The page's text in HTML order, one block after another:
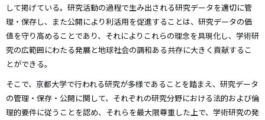
して掲げている。研究活動の過程で生み出される研究データを適切に管
理・保存し、また公開により利活用を促進することは、研究データの価
値を守り高めることであり、それによりこれらの理念を具現化し、学術研
究の広範囲にわたる発展と地球社会の調和ある共存に大きく貢献するこ
とができる。
そこで、京都大学で行われる研究が多様であることを踏まえ、研究データ
の管理・保存・公開に関して、それぞれの研究分野における法的および倫
理的要件に従うことを認め、それらを最大限尊重した上で、学術研究の発